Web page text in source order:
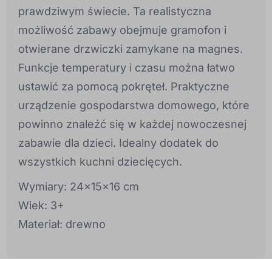
prawdziwym świecie. Ta realistyczna
możliwość zabawy obejmuje gramofon i
otwierane drzwiczki zamykane na magnes.
Funkcje temperatury i czasu można łatwo
ustawić za pomocą pokręteł. Praktyczne
urządzenie gospodarstwa domowego, które
powinno znaleźć się w każdej nowoczesnej
zabawie dla dzieci. Idealny dodatek do
wszystkich kuchni dziecięcych.
Wymiary: 24x15x16 cm
Wiek: 3+
Materiał: drewno